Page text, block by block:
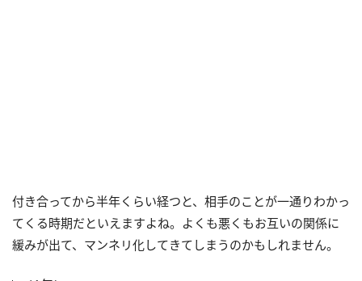
付き合ってから半年くらい経つと、相手のことが一通りわかっ
てくる時期だといえますよね。よくも悪くもお互いの関係に
緩みが出て、マンネリ化してきてしまうのかもしれません。